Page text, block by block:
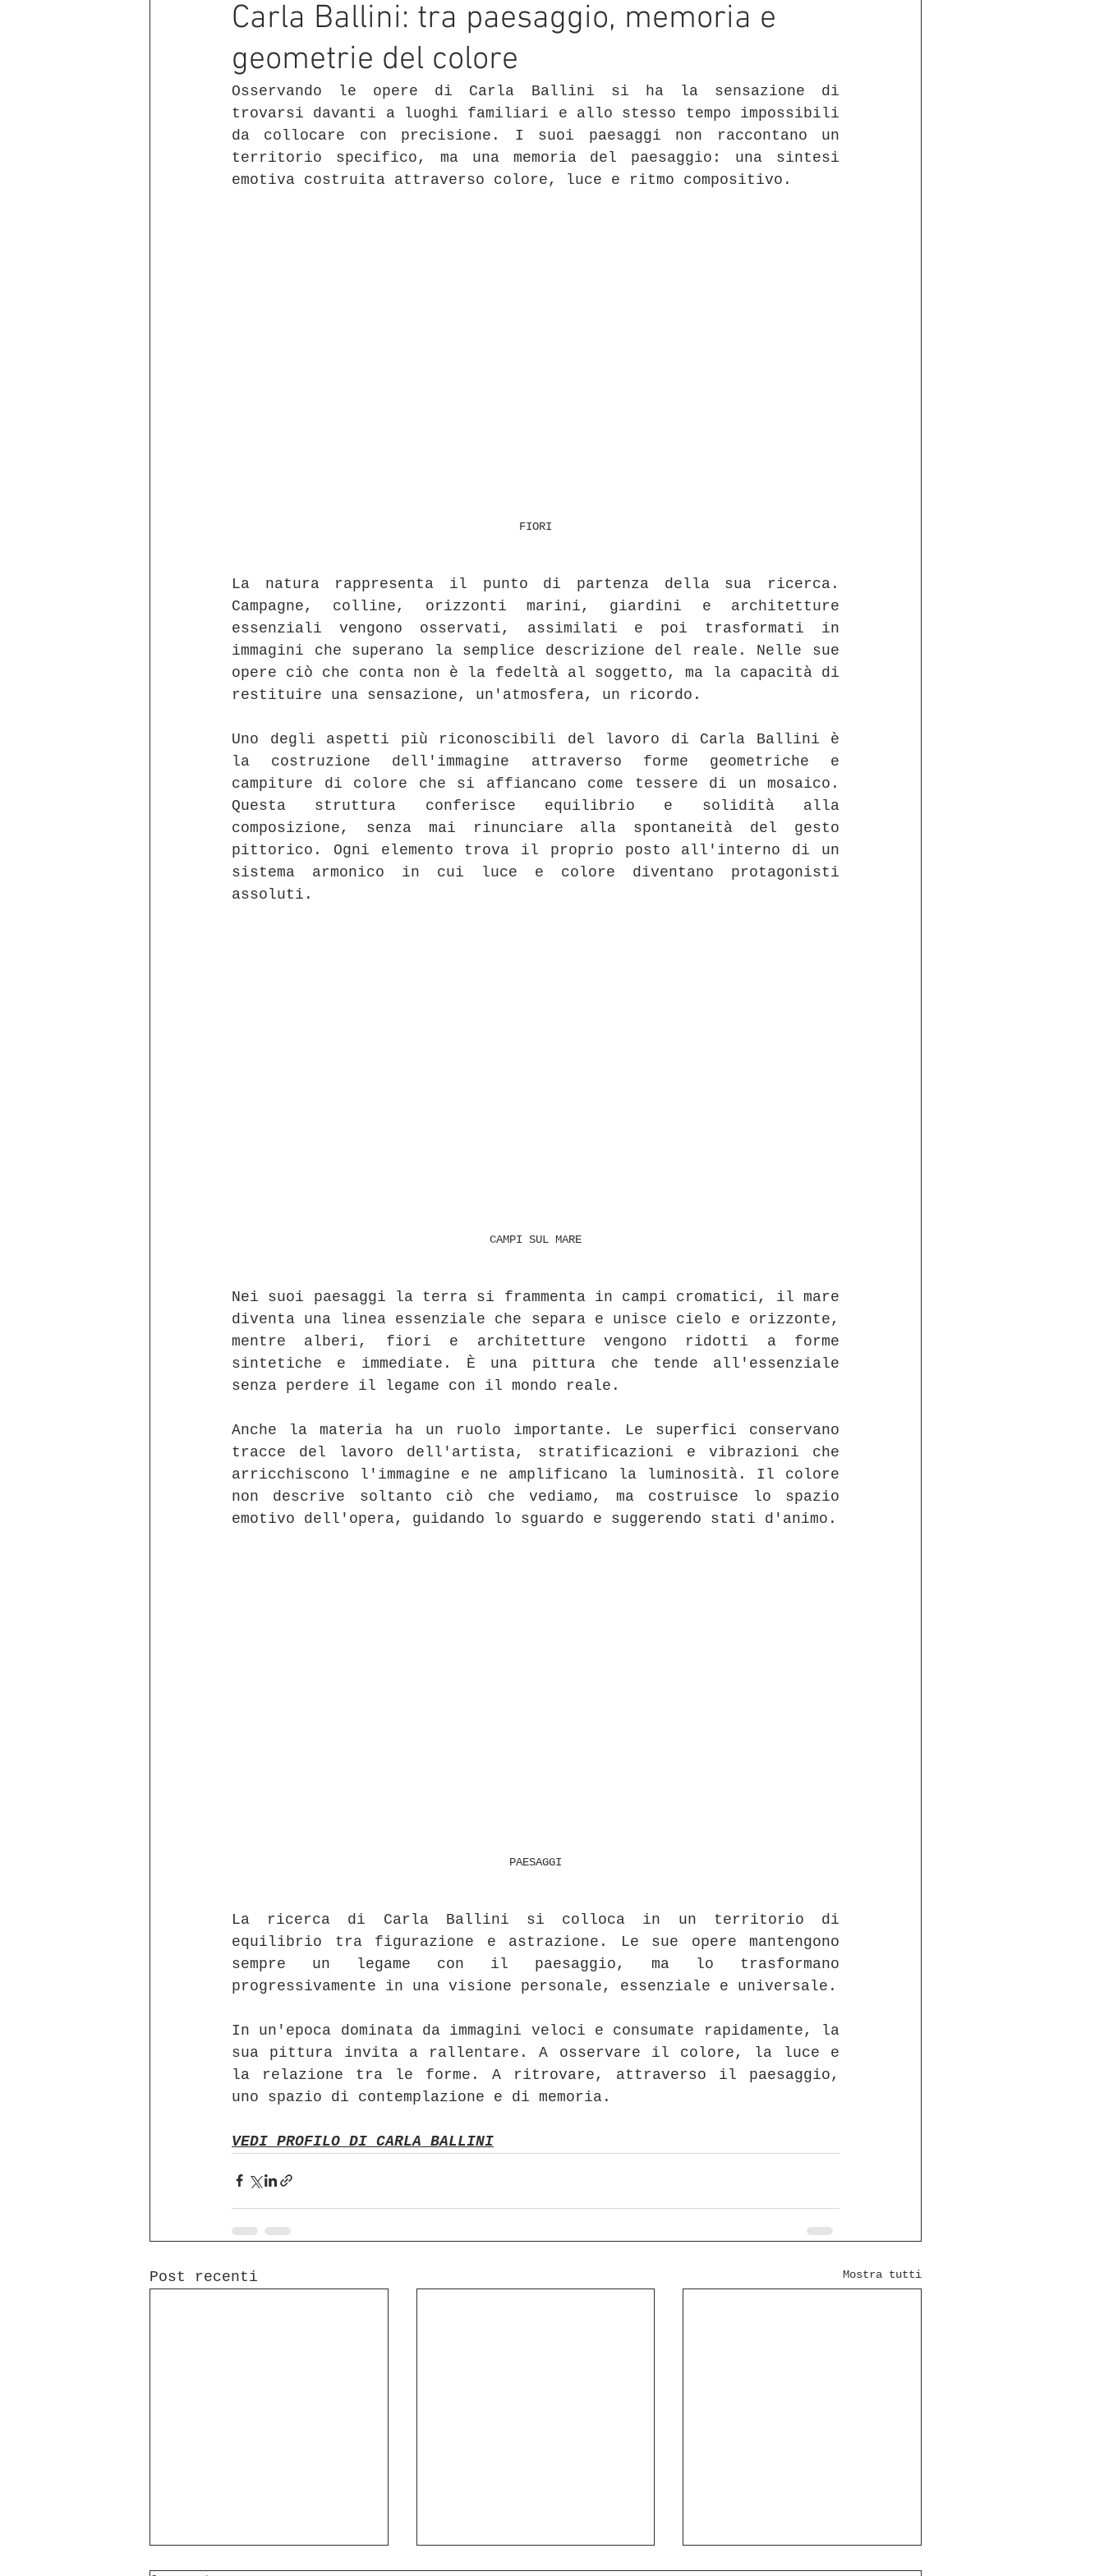
Carla Ballini: tra paesaggio, memoria e
geometrie del colore
Osservando le opere di Carla Ballini si ha la sensazione di
trovarsi davanti a luoghi familiari e allo stesso tempo impossibili
da collocare con precisione. I suoi paesaggi non raccontano un
territorio specifico, ma una memoria del paesaggio: una sintesi
emotiva costruita attraverso colore, luce e ritmo compositivo.
FIORI
La natura rappresenta il punto di partenza della sua ricerca.
Campagne, colline, orizzonti marini, giardini e architetture
essenziali vengono osservati, assimilati e poi trasformati in
immagini che superano la semplice descrizione del reale. Nelle sue
opere ciò che conta non è la fedeltà al soggetto, ma la capacità di
restituire una sensazione, un'atmosfera, un ricordo.
Uno degli aspetti più riconoscibili del lavoro di Carla Ballini è
la costruzione dell'immagine attraverso forme geometriche e
campiture di colore che si affiancano come tessere di un mosaico.
Questa struttura conferisce equilibrio e solidità alla
composizione, senza mai rinunciare alla spontaneità del gesto
pittorico. Ogni elemento trova il proprio posto all'interno di un
sistema armonico in cui luce e colore diventano protagonisti
assoluti.
CAMPI SUL MARE
Nei suoi paesaggi la terra si frammenta in campi cromatici, il mare
diventa una linea essenziale che separa e unisce cielo e orizzonte,
mentre alberi, fiori e architetture vengono ridotti a forme
sintetiche e immediate. È una pittura che tende all'essenziale
senza perdere il legame con il mondo reale.
Anche la materia ha un ruolo importante. Le superfici conservano
tracce del lavoro dell'artista, stratificazioni e vibrazioni che
arricchiscono l'immagine e ne amplificano la luminosità. Il colore
non descrive soltanto ciò che vediamo, ma costruisce lo spazio
emotivo dell'opera, guidando lo sguardo e suggerendo stati d'animo.
PAESAGGI
La ricerca di Carla Ballini si colloca in un territorio di
equilibrio tra figurazione e astrazione. Le sue opere mantengono
sempre un legame con il paesaggio, ma lo trasformano
progressivamente in una visione personale, essenziale e universale.
In un'epoca dominata da immagini veloci e consumate rapidamente, la
sua pittura invita a rallentare. A osservare il colore, la luce e
la relazione tra le forme. A ritrovare, attraverso il paesaggio,
uno spazio di contemplazione e di memoria.
VEDI PROFILO DI CARLA BALLINI
Post recenti Mostra tutti